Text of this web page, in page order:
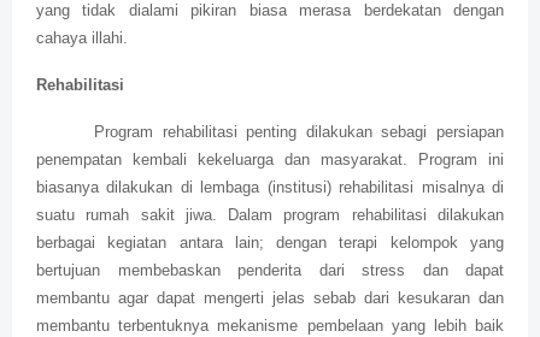
yang tidak dialami pikiran biasa merasa berdekatan dengan
cahaya illahi.
Rehabilitasi
Program rehabilitasi penting dilakukan sebagi persiapan
penempatan kembali kekeluarga dan masyarakat. Program ini
biasanya dilakukan di lembaga (institusi) rehabilitasi misalnya di
suatu rumah sakit jiwa. Dalam program rehabilitasi dilakukan
berbagai kegiatan antara lain; dengan terapi kelompok yang
bertujuan membebaskan penderita dari stress dan dapat
membantu agar dapat mengerti jelas sebab dari kesukaran dan
membantu terbentuknya mekanisme pembelaan yang lebih baik